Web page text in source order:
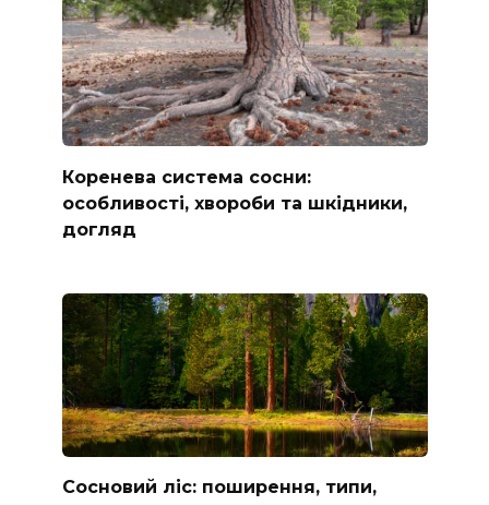
Коренева система сосни:
особливості, хвороби та шкідники,
догляд
Сосновий ліс: поширення, типи,